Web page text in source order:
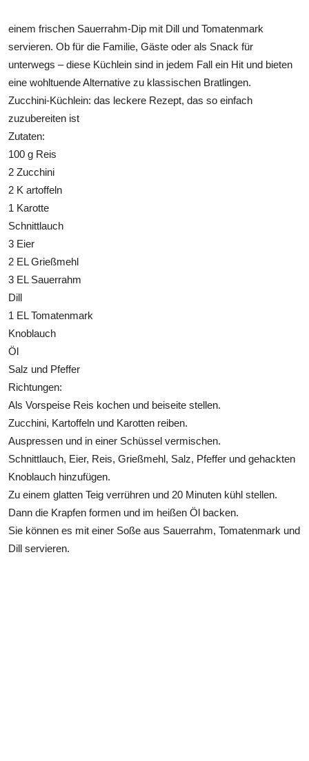
einem frischen Sauerrahm-Dip mit Dill und Tomatenmark
servieren. Ob für die Familie, Gäste oder als Snack für
unterwegs – diese Küchlein sind in jedem Fall ein Hit und bieten
eine wohltuende Alternative zu klassischen Bratlingen.
Zucchini-Küchlein: das leckere Rezept, das so einfach
zuzubereiten ist
Zutaten:
100 g Reis
2 Zucchini
2 K artoffeln
1 Karotte
Schnittlauch
3 Eier
2 EL Grießmehl
3 EL Sauerrahm
Dill
1 EL Tomatenmark
Knoblauch
Öl
Salz und Pfeffer
Richtungen:
Als Vorspeise Reis kochen und beiseite stellen.
Zucchini, Kartoffeln und Karotten reiben.
Auspressen und in einer Schüssel vermischen.
Schnittlauch, Eier, Reis, Grießmehl, Salz, Pfeffer und gehackten
Knoblauch hinzufügen.
Zu einem glatten Teig verrühren und 20 Minuten kühl stellen.
Dann die Krapfen formen und im heißen Öl backen.
Sie können es mit einer Soße aus Sauerrahm, Tomatenmark und
Dill servieren.